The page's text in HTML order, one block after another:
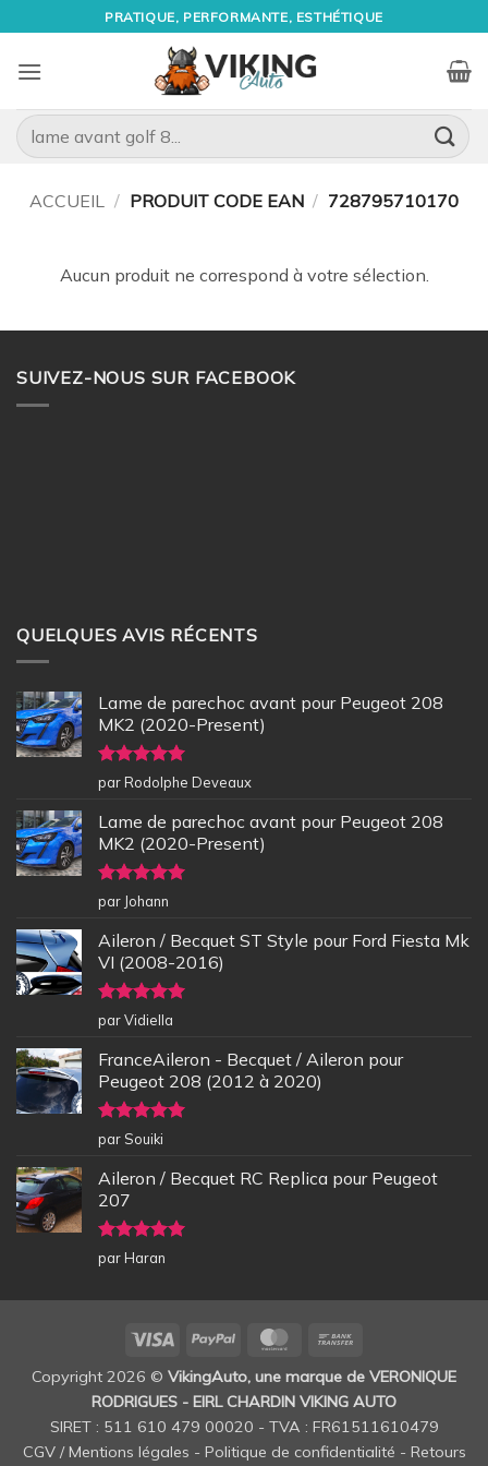
au
contenu
PRATIQUE, PERFORMANTE, ESTHÉTIQUE
Recherche
pour :
ACCUEIL / PRODUIT CODE EAN / 728795710170
Aucun produit ne correspond à votre sélection.
SUIVEZ-NOUS SUR FACEBOOK
QUELQUES AVIS RÉCENTS
Lame de parechoc avant pour Peugeot 208
MK2 (2020-Present)
Note5sur
5
par Rodolphe Deveaux
Lame de parechoc avant pour Peugeot 208
MK2 (2020-Present)
Note5sur
5
par Johann
Aileron / Becquet ST Style pour Ford Fiesta Mk
VI (2008-2016)
Note5sur
5
par Vidiella
FranceAileron - Becquet / Aileron pour
Peugeot 208 (2012 à 2020)
Note5sur
5
par Souiki
Aileron / Becquet RC Replica pour Peugeot
207
Note5sur
5
par Haran
Visa PayPal MasterCard
Copyright 2026 © VikingAuto, une marque de VERONIQUE
RODRIGUES - EIRL CHARDIN VIKING AUTO
SIRET : 511 610 479 00020 - TVA : FR61511610479
CGV / Mentions légales - Politique de confidentialité - Retours